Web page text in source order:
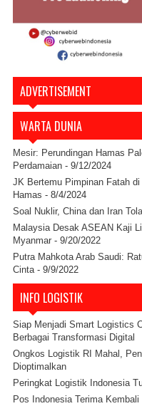
ADVERTISEMENT
WARTA DUNIA
Mesir: Perundingan Hamas
Perdamaian - 9/12/2024
JK Bertemu Pimpinan Fatah
Hamas - 8/4/2024
Soal Nuklir, China dan Iran
Malaysia Desak ASEAN Kaji
Myanmar - 9/20/2022
Putra Mahkota Arab Saudi:
Cinta- 9/9/2022
INFO LOGISTIK
Siap Menjadi Smart Logistics
Berbagai Transformasi Digital
Ongkos Logistik RI Mahal,
Dioptimalkan
Peringkat Logistik Indonesia
Pos Indonesia Terima